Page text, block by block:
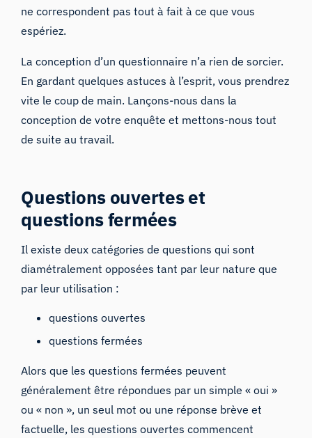
ne correspondent pas tout à fait à ce que vous
espériez.
La conception d’un questionnaire n’a rien de sorcier.
En gardant quelques astuces à l’esprit, vous prendrez
vite le coup de main. Lançons-nous dans la
conception de votre enquête et mettons-nous tout
de suite au travail.
Questions ouvertes et
questions fermées
Il existe deux catégories de questions qui sont
diamétralement opposées tant par leur nature que
par leur utilisation :
questions ouvertes
questions fermées
Alors que les questions fermées peuvent
généralement être répondues par un simple « oui »
ou « non », un seul mot ou une réponse brève et
factuelle, les questions ouvertes commencent